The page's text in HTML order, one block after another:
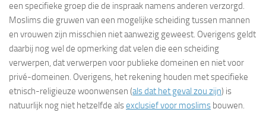
een specifieke groep die de inspraak namens anderen verzorgd.
Moslims die gruwen van een mogelijke scheiding tussen mannen
en vrouwen zijn misschien niet aanwezig geweest. Overigens geldt
daarbij nog wel de opmerking dat velen die een scheiding
verwerpen, dat verwerpen voor publieke domeinen en niet voor
privé-domeinen. Overigens, het rekening houden met specifieke
etnisch-religieuze woonwensen (als dat het geval zou zijn) is
natuurlijk nog niet hetzelfde alsexclusief voor moslims bouwen.